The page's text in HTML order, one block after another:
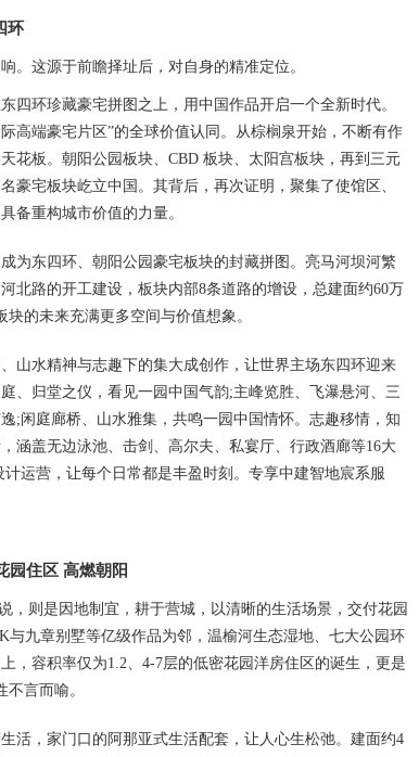
环
这源于前瞻择址后，对自身的精准定位。
环珍藏豪宅拼图之上，用中国作品开启一个全新时代。
高端豪宅⽚区”的全球价值认同。从棕榈泉开始，不断有作
花板。朝阳公园板块、CBD 板块、太阳宫板块，再到三元
豪宅板块屹立中国。其背后，再次证明，聚集了使馆区、
备重构城市价值的力量。
东四环、朝阳公园豪宅板块的封藏拼图。亮⻢河坝河繁
北路的开工建设，板块内部8条道路的增设，总建面约60万
的未来充满更多空间与价值想象。
水精神与志趣下的集大成创作，让世界主场东四环迎来
、归堂之仪，看见一园中国气韵;主峰览胜、飞瀑悬河、三
;闲庭廊桥、山水雅集，共鸣一园中国情怀。志趣移情，知
涵盖无边泳池、击剑、高尔夫、私宴厅、行政酒廊等16大
运营，让每个日常都是丰盈时刻。专享中建智地宸系服
园住区 高燃朝阳
则是因地制宜，耕于营城，以清晰的生活场景，交付花园
与九章别墅等亿级作品为邻，温榆河生态湿地、七大公园环
，容积率仅为1.2、4-7层的低密花园洋房住区的诞生，更是
言而喻。
，家门口的阿那亚式生活配套，让人心生松弛。建面约4